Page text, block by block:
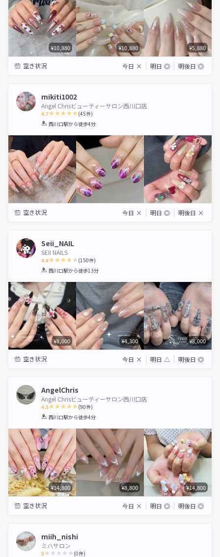
¥10,880 ¥10,880 ¥5,880
空き状況 今日 × 明日 ◎ 明後日 ◎
mikiti1002
Angel Chrisビューティーサロン西川口店
4.7
1 2 3 4 5
(45件)
西川口駅から徒歩4分
空き状況 今日 × 明日 ◎ 明後日 ×
Seii_NAIL
SEII NAILS
4.4
1 2 3 4 5
(150件)
西川口駅から徒歩13分
¥8,000 ¥4,300 ¥8,000
空き状況 今日 × 明日 △ 明後日 ◎
AngelChris
Angel Chrisビューティーサロン西川口店
4.5
1 2 3 4 5
(90件)
西川口駅から徒歩4分
¥14,800 ¥8,800 ¥14,800
空き状況 今日 × 明日 ◎ 明後日 ◎
miih_nishi
ミハサロン
0 (0件)